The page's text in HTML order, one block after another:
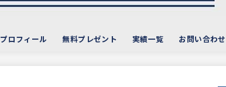
プロフィール 無料プレゼント 実績一覧 お問い合わせ